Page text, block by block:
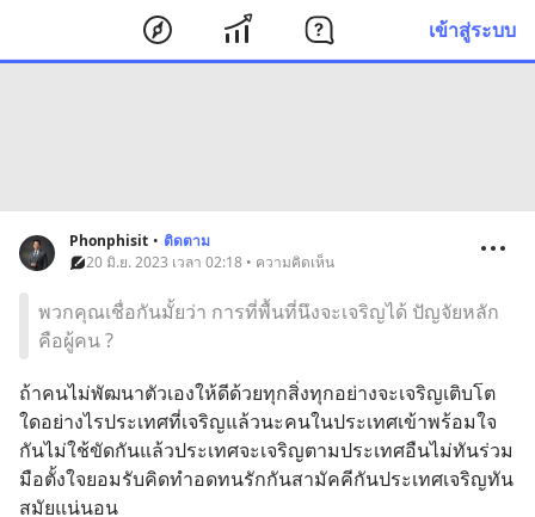
เข้าสู่ระบบ
Phonphisit • ติดตาม
20 มิ.ย. 2023 เวลา 02:18 • ความคิดเห็น
พวกคุณเชื่อกันมั้ยว่า การที่พื้นที่นึงจะเจริญได้ ปัญจัยหลัก
คือผู้คน ?
ถ้าคนไม่พัฒนาตัวเองให้ดีด้วยทุกสิ่งทุกอย่างจะเจริญเติบโต
ใดอย่างไรประเทศที่เจริญแล้วนะคนในประเทศเข้าพร้อมใจ
กันไม่ใช้ขัดกันแล้วประเทศจะเจริญตามประเทศอืนไม่ทันร่วม
มือตั้งใจยอมรับคิดทำอดทนรักกันสามัคคีกันประเทศเจริญทัน
สมัยแน่นอน